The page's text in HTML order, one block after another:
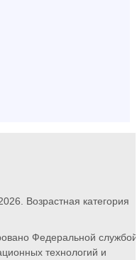
Возрастная категория
Федеральной службой
технологий и